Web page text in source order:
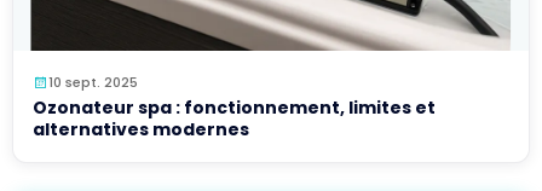
10 sept. 2025
Ozonateur spa : fonctionnement, limites et
alternatives modernes